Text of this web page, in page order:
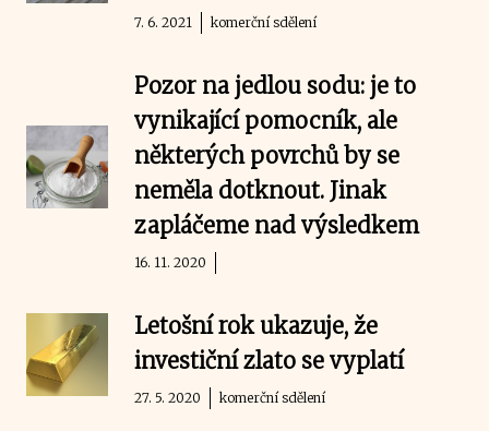
7. 6. 2021 komerční sdělení
Pozor na jedlou sodu: je to
vynikající pomocník, ale
některých povrchů by se
neměla dotknout. Jinak
zapláčeme nad výsledkem
16. 11. 2020
Letošní rok ukazuje, že
investiční zlato se vyplatí
27. 5. 2020 komerční sdělení